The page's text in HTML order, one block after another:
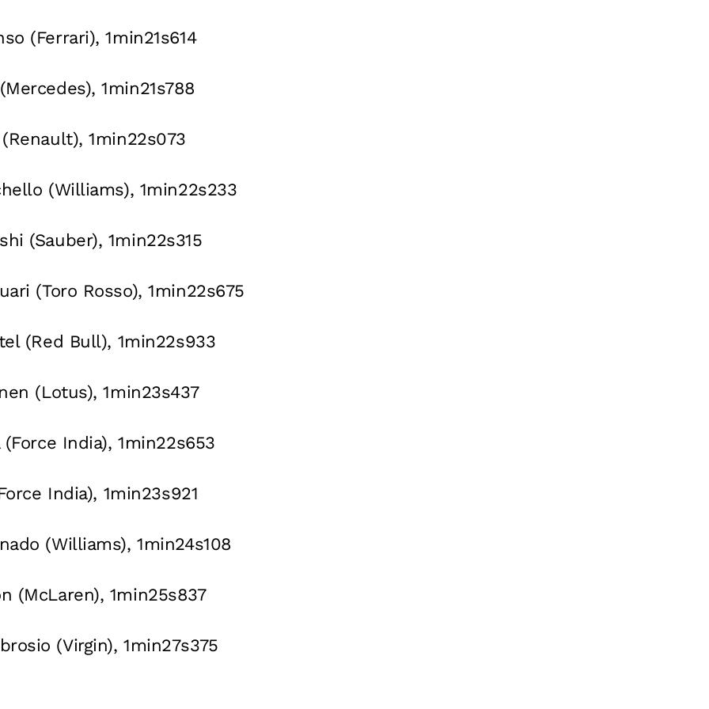
(Ferrari), 1min21s614
1min21s788
1min22s073
(Williams), 1min22s233
(Sauber), 1min22s315
(Toro Rosso), 1min22s675
(Red Bull), 1min22s933
(Lotus), 1min23s437
India), 1min22s653
India), 1min23s921
(Williams), 1min24s108
(McLaren), 1min25s837
(Virgin), 1min27s375